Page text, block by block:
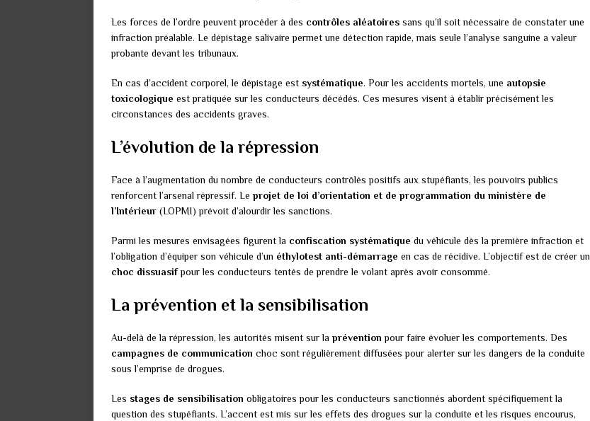
Les forces de l’ordre peuvent procéder à des contrôles aléatoires sans qu’il soit nécessaire de constater une
infraction préalable. Le dépistage salivaire permet une détection rapide, mais seule l’analyse sanguine a valeur
probante devant les tribunaux.
En cas d’accident corporel, le dépistage est systématique. Pour les accidents mortels, une autopsie
toxicologique est pratiquée sur les conducteurs décédés. Ces mesures visent à établir précisément les
circonstances des accidents graves.
L’évolution de la répression
Face à l’augmentation du nombre de conducteurs contrôlés positifs aux stupéfiants, les pouvoirs publics
renforcent l’arsenal répressif. Le projet de loi d’orientation et de programmation du ministère de
l’Intérieur (LOPMI) prévoit d’alourdir les sanctions.
Parmi les mesures envisagées figurent la confiscation systématique du véhicule dès la première infraction et
l’obligation d’équiper son véhicule d’un éthylotest anti-démarrage en cas de récidive. L’objectif est de créer un
choc dissuasifpour les conducteurs tentés de prendre le volant après avoir consommé.
La prévention et la sensibilisation
Au-delà de la répression, les autorités misent sur la prévention pour faire évoluer les comportements. Des
campagnes de communication choc sont régulièrement diffusées pour alerter sur les dangers de la conduite
sous l’emprise de drogues.
Les stages de sensibilisation obligatoires pour les conducteurs sanctionnés abordent spécifiquement la
question des stupéfiants. L’accent est mis sur les effets des drogues sur la conduite et les risques encourus,